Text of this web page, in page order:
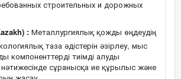
строительных и дорожных
: Металлургиялық қожды өңдеудің
таза әдістерін әзірлеу, мыс
компоненттерді тиімді алуды
сұранысқа ие құрылыс және